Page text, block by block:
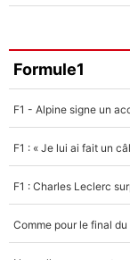
Formule1